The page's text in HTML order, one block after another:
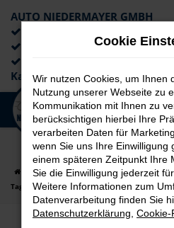
Zum
Hauptinhalt
springen
AUTO NIEDERMAYER GMBH
Lieferung an die Haustür
Kaufabwicklung
Startseite Nürnberg Audi Audi
Tageszulassung Top Angebote
Cookie
Wir nutzen Cookies, um Ihnen
Nutzung unserer Webseite zu
Kommunikation mit Ihnen zu
berücksichtigen hierbei Ihre
verarbeiten Daten für
wenn Sie uns Ihre Einwilligung
einem späteren Zeitpunkt Ihre
Sie die Einwilligung jederzeit
Weitere Informationen zum
Datenverarbeitung finden Sie
Datenschutzerklärung Cookie-